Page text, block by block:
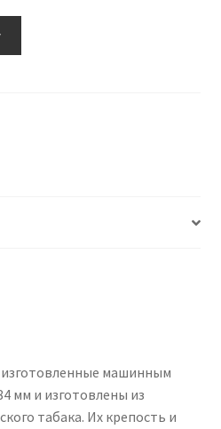
машинным
мм и изготовлены из
табака. Их крепость и